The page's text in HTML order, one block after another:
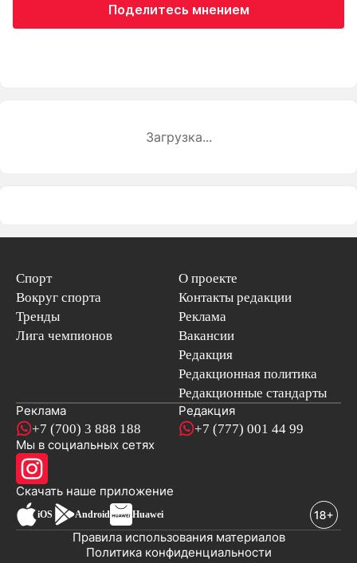
Поделитесь мнением
Загрузка...
Спорт
Вокруг спорта
Тренды
Лига чемпионов
О проекте
Контакты редакции
Реклама
Вакансии
Редакция
Редакционная политика
Редакционные стандарты
Реклама
+7 (700) 3 888 188
Редакция
+7 (777) 001 44 99
Мы в социальных сетях
Скачать наше приложениеновостей
iOS Android Huawei
Политика конфиденциальности
Правила использования материалов